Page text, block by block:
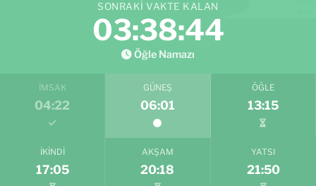
SONRAKI VAKTE KALAN
03:38:43
Öğle Namazı
İMSAK
04:22
GÜNEŞ
06:01
ÖĞLE
13:15
İKINDI
17:05
AKŞAM
20:18
YATSI
21:50